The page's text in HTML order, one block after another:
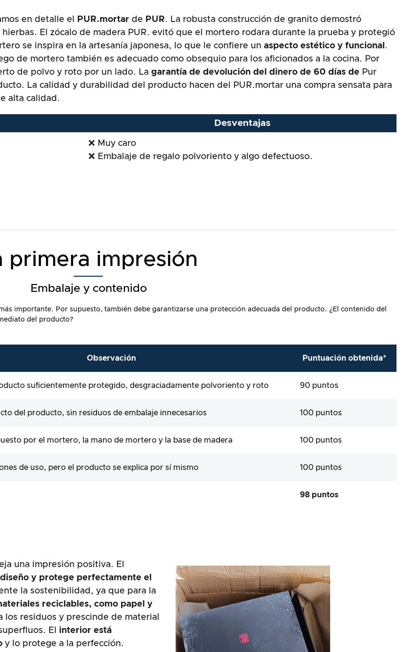
en detalle el PUR.mortar de PUR. La robusta construcción de granito demostró
El zócalo de madera PUR. evitó que el mortero rodara durante la prueba y protegió
se inspira en la artesanía japonesa, lo que le confiere un aspecto estético y funcional .
de mortero también es adecuado como obsequio para los aficionados a la cocina. Por
de polvo y roto por un lado. La garantía de devolución del dinero de 60 días de Pur
La calidad y durabilidad del producto hacen del PUR.mortar una compra sensata para
alta calidad.
Desventajas
❌ Muy caro
❌ Embalaje de regalo polvoriento y algo defectuoso.
primera impresión
Embalaje y contenido
importante. Por supuesto, también debe garantizarse una protección adecuada del producto. ¿El contenido del
del producto?
Observación Puntuación obtenida*
suficientemente protegido, desgraciadamente polvoriento y roto 90 puntos
del producto, sin residuos de embalaje innecesarios 100 puntos
por el mortero, la mano de mortero y la base de madera 100 puntos
de uso, pero el producto se explica por sí mismo 100 puntos
98 puntos
una impresión positiva. El
y protege perfectamente el
la sostenibilidad, ya que para la
reciclables, como papel y
los residuos y prescinde de material
El interior está
y lo protege a la perfección.